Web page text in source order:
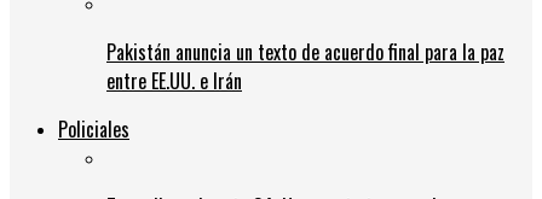
Pakistán anuncia un texto de acuerdo final para la paz
entre EE.UU. e Irán
Policiales